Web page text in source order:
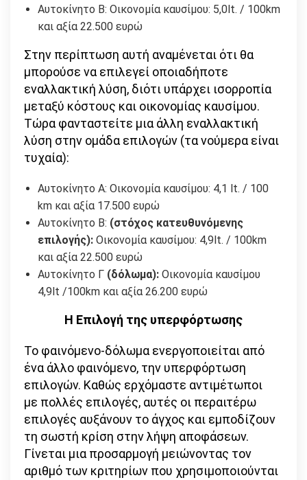
Αυτοκίνητο Β: Οικονομία καυσίμου: 5,0lt. / 100km
και αξία 22.500 ευρώ
Στην περίπτωση αυτή αναμένεται ότι θα
μπορούσε να επιλεγεί οποιαδήποτε
εναλλακτική λύση, διότι υπάρχει ισορροπία
μεταξύ κόστους και οικονομίας καυσίμου.
Τώρα φανταστείτε μια άλλη εναλλακτική
λύση στην ομάδα επιλογών (τα νούμερα είναι
τυχαία):
Αυτοκίνητο Α: Οικονομία καυσίμου: 4,1 lt. / 100
km και αξία 17.500 ευρώ
Αυτοκίνητο Β: (στόχος κατευθυνόμενης
επιλογής): Οικονομία καυσίμου: 4,9lt. / 100km
και αξία 22.500 ευρώ
Αυτοκίνητο Γ (δόλωμα): Οικονομία καυσίμου
4,9lt /100km και αξία 26.200 ευρώ
Η Επιλογή της υπερφόρτωσης
Το φαινόμενο-δόλωμα ενεργοποιείται από
ένα άλλο φαινόμενο, την υπερφόρτωση
επιλογών. Καθώς ερχόμαστε αντιμέτωποι
με πολλές επιλογές, αυτές οι περαιτέρω
επιλογές αυξάνουν το άγχος και εμποδίζουν
τη σωστή κρίση στην λήψη αποφάσεων.
Γίνεται μια προσαρμογή μειώνοντας τον
αριθμό των κριτηρίων που χρησιμοποιούνται